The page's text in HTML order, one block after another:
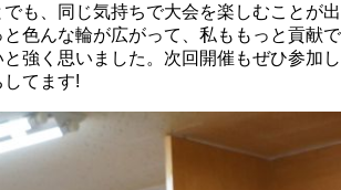
も、同じ気持ちで大会を楽しむことが出
色んな輪が広がって、私ももっと貢献で
強く思いました。次回開催もぜひ参加し
てます!